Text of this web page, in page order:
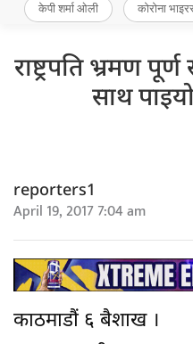
केपी शर्मा ओली कोरोना
राष्ट्रपति भ्रमण
साथ
reporters1
April 19, 2017 7:04 am
काठमाडौं ६ बैशाख ।